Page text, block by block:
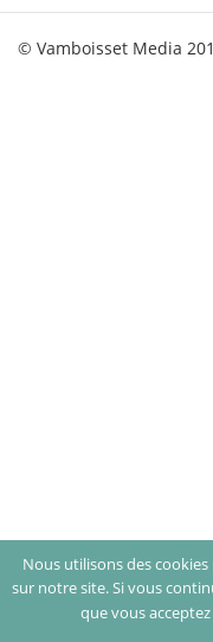
Nous utilisons des
sur notre site. Si vous
que vous
© Vamboisset Media